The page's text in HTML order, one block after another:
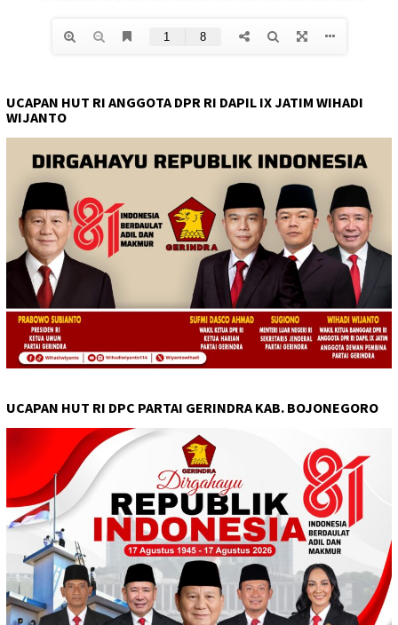
UCAPAN HUT RI ANGGOTA DPR RI DAPIL IX JATIM WIHADI
WIJANTO
UCAPAN HUT RI DPC PARTAI GERINDRA KAB. BOJONEGORO